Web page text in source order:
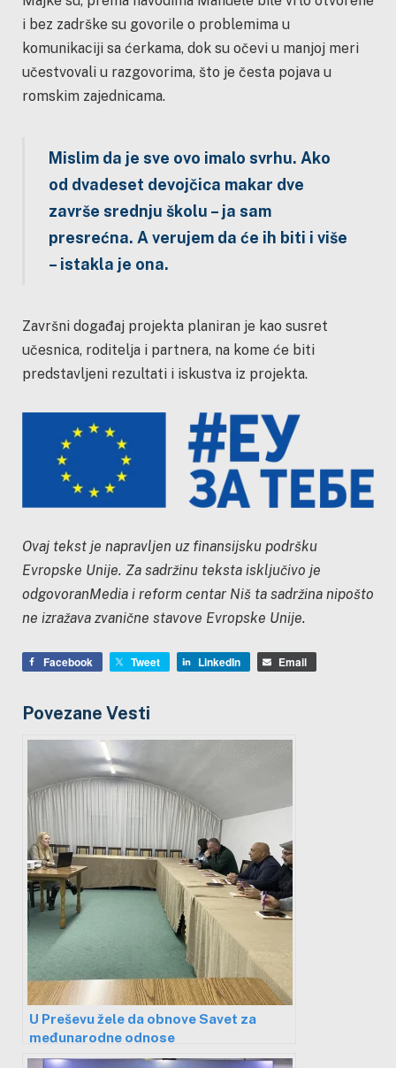
i bez zadrške su govorile o problemima u
komunikaciji sa ćerkama, dok su očevi u manjoj meri
učestvovali u razgovorima, što je česta pojava u
romskim zajednicama.
Mislim da je sve ovo imalo svrhu. Ako
od dvadeset devojčica makar dve
završe srednju školu – ja sam
presrećna. A verujem da će ih biti i više
– istakla je ona.
Završni događaj projekta planiran je kao susret
učesnica, roditelja i partnera, na kome će biti
predstavljeni rezultati i iskustva iz projekta.
Ovaj tekst je napravljen uz finansijsku podršku
Evropske Unije. Za sadržinu teksta isključivo je
odgovoranMedia i reform centar Niš ta sadržina nipošto
ne izražava zvanične stavove Evropske Unije.
Facebook Tweet LinkedIn Email
Povezane Vesti
U Preševu žele da obnove Savet za
međunarodne odnose